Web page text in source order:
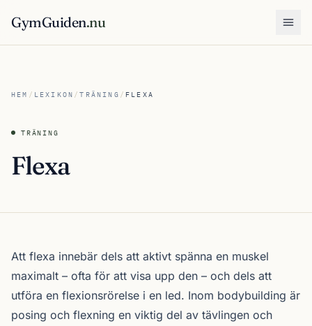
GymGuiden.nu
HEM / LEXIKON /TRÄNING / FLEXA
TRÄNING
Flexa
Att flexa innebär dels att aktivt spänna en muskel
maximalt – ofta för att visa upp den – och dels att
utföra en flexionsrörelse i en led. Inom bodybuilding är
posing och flexning en viktig del av tävlingen och